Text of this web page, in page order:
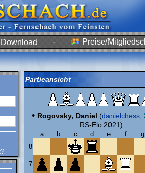
Download - Preise/
Partieansicht
• Rogovsky, Daniel (danielchess,
RS-Elo 2021)
a b c d e f
g
8
7